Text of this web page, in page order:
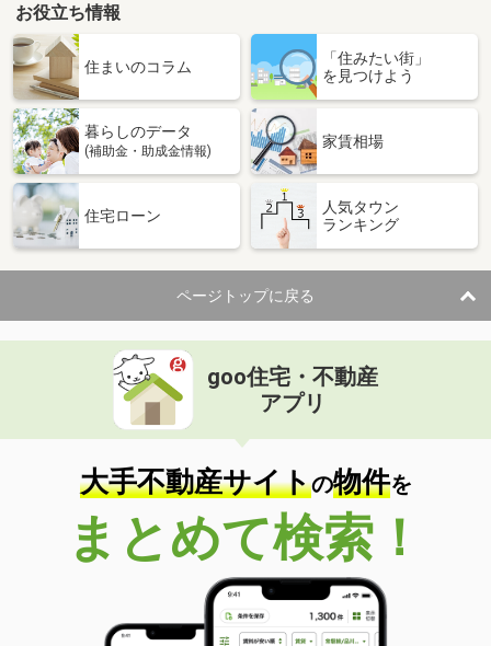
お役立ち情報
住まいのコラム
「住みたい街」
を見つけよう
暮らしのデータ
(補助金・助成金情報)
家賃相場
住宅ローン
人気タウン
ランキング
ページトップに戻る
goo住宅・不動産
アプリ
大手不動産サイトの物件を
まとめて検索！